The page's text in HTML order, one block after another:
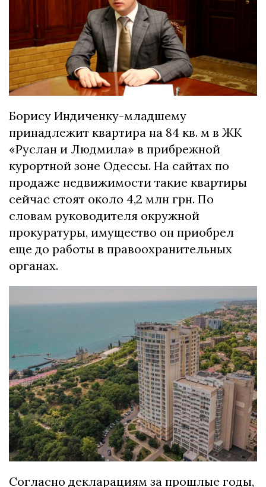
Борису Индиченку-младшему
принадлежит квартира на 84 кв. м в ЖК
«Руслан и Людмила» в прибрежной
курортной зоне Одессы. На сайтах по
продаже недвижимости такие квартиры
сейчас стоят около 4,2 млн грн. По
словам руководителя окружной
прокуратуры, имущество он приобрел
еще до работы в правоохранительных
органах.
Согласно декларациям за прошлые годы,